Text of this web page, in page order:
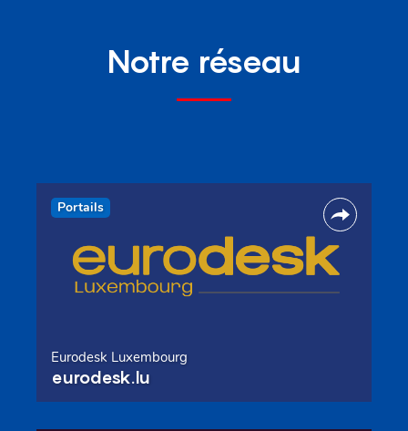
Notre réseau
Portails
Eurodesk Luxembourg
eurodesk.lu